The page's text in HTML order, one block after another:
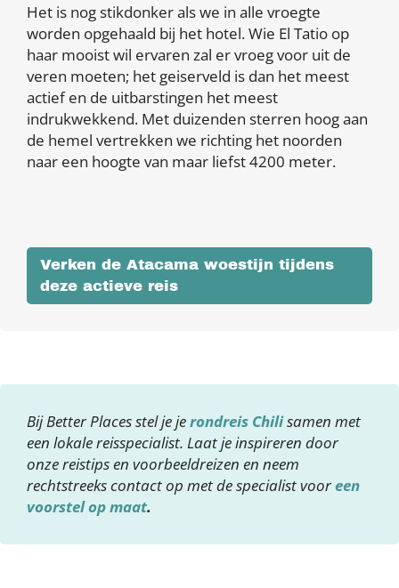
Het is nog stikdonker als we in alle vroegte
worden opgehaald bij het hotel. Wie El Tatio op
haar mooist wil ervaren zal er vroeg voor uit de
veren moeten; het geiserveld is dan het meest
actief en de uitbarstingen het meest
indrukwekkend. Met duizenden sterren hoog aan
de hemel vertrekken we richting het noorden
naar een hoogte van maar liefst 4200 meter.
Verken de Atacama woestijn tijdens
deze actieve reis
Bij Better Places stel je jerondreis Chilisamen met
een lokale reisspecialist. Laat je inspireren door
onze reistips en voorbeeldreizen en neem
rechtstreeks contact op met de specialist vooreen
voorstel op maat.